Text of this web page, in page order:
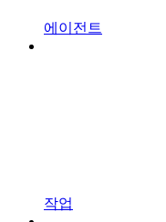
에이전트
작업